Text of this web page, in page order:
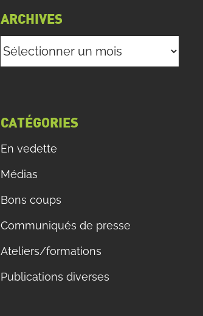
ARCHIVES
Archives
CATÉGORIES
En vedette
Médias
Bons coups
Communiqués de presse
Ateliers/formations
Publications diverses